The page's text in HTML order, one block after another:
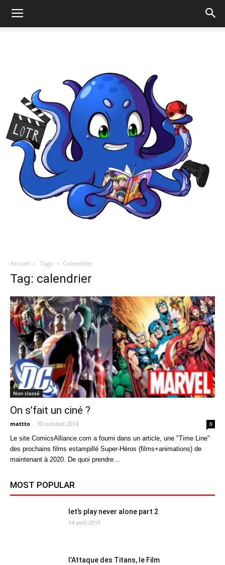
Accueil Tags Calendrier
Tag: calendrier
Non classé
On s’fait un ciné ?
mattto - 30 octobre 2014 0
Le site ComicsAlliance.com a fourni dans un article, une "Time Line"
des prochains films estampillé Super-Héros (films+animations) de
maintenant à 2020. De quoi prendre...
MOST POPULAR
let’s play never alone part 2
14 avril 2015
l’Attaque des Titans, le Film